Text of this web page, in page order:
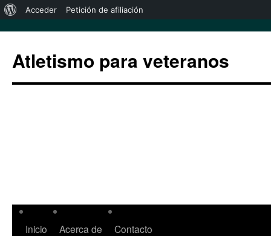
Atletismo para veteranos
Inicio Acerca de Contacto
Acceder Petición de afiliación